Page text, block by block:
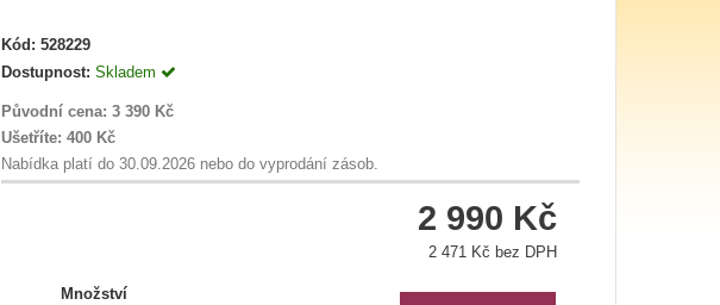
Kód: 528229
Dostupnost: Skladem
Původní cena: 3 390 Kč
Ušetříte: 400 Kč
Nabídka platí do 30.09.2026 nebo do vyprodání zásob.
2 990 Kč
2 471 Kč bez DPH
Množství